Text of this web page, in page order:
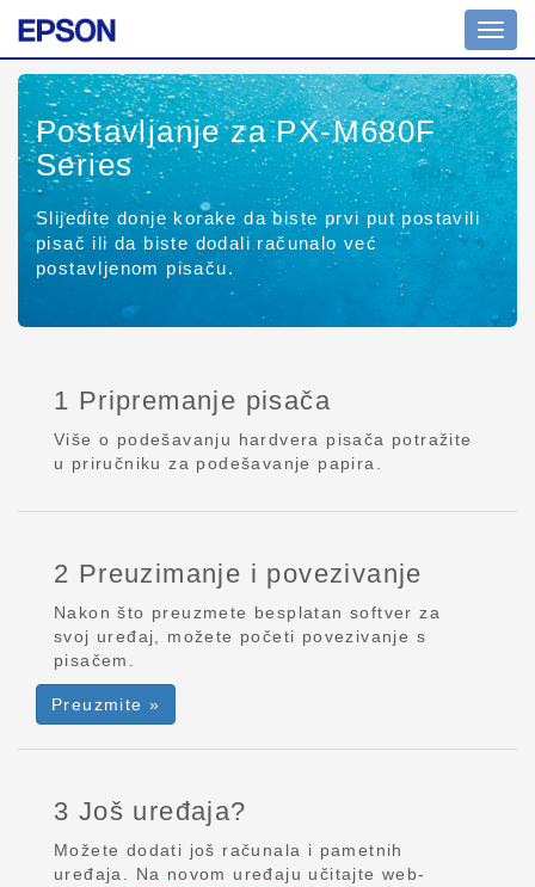
Postavljanje za PX-M680F
Series
Slijedite donje korake da biste prvi put postavili
pisač ili da biste dodali računalo već
postavljenom pisaču.
1 Pripremanje pisača
Više o podešavanju hardvera pisača potražite
u priručniku za podešavanje papira.
2 Preuzimanje i povezivanje
Nakon što preuzmete besplatan softver za
svoj uređaj, možete početi povezivanje s
pisačem.
Preuzmite »
3 Još uređaja?
Možete dodati još računala i pametnih
uređaja. Na novom uređaju učitajte web-